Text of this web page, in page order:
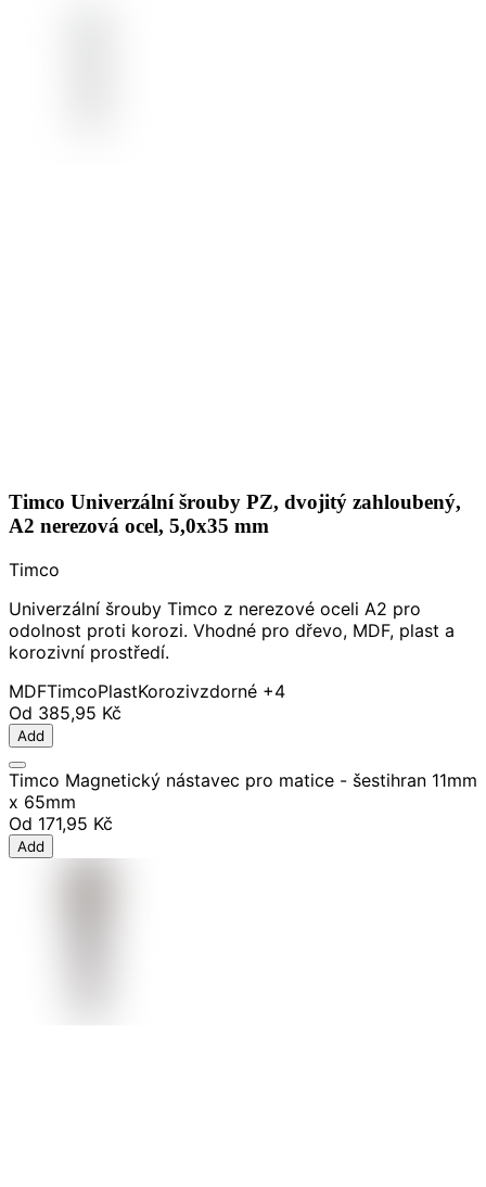
Timco Univerzální šrouby PZ, dvojitý zahloubený,
A2 nerezová ocel, 5,0x35 mm
Timco
Univerzální šrouby Timco z nerezové oceli A2 pro
odolnost proti korozi. Vhodné pro dřevo, MDF, plast a
korozivní prostředí.
MDFTimcoPlastKorozivzdorné +4
Od 385,95 Kč
Add
Timco Magnetický nástavec pro matice - šestihran 11mm
x 65mm
Od 171,95 Kč
Add